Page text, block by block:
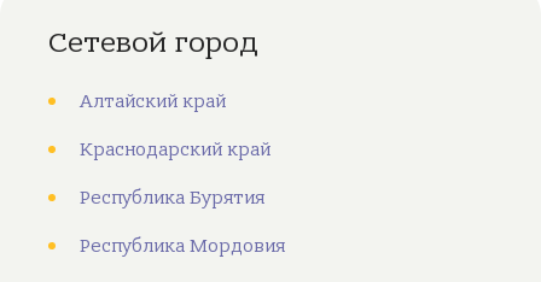
Сетевой город
Алтайский край
Краснодарский край
Республика Бурятия
Республика Мордовия